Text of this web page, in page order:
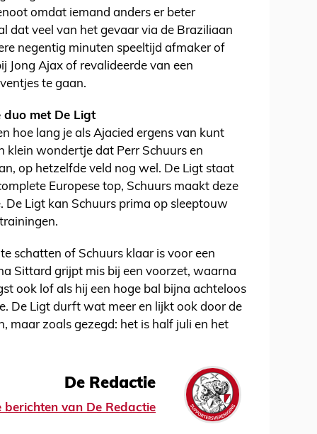
omdat iemand anders er beter
dat veel van het gevaar via de Braziliaan
negentig minuten speeltijd afmaker of
Jong Ajax of revalideerde van een
te gaan.
met De Ligt
hoe lang je als Ajacied ergens van kunt
klein wondertje dat Perr Schuurs en
op hetzelfde veld nog wel. De Ligt staat
Europese top, Schuurs maakt deze
De Ligt kan Schuurs prima op sleeptouw
schatten of Schuurs klaar is voor een
Sittard grijpt mis bij een voorzet, waarna
ook lof als hij een hoge bal bijna achteloos
De Ligt durft wat meer en lijkt ook door de
maar zoals gezegd: het is half juli en het
De Redactie
berichten van De Redactie